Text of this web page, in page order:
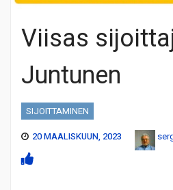
Viisas
Juntunen
SIJOITTAMINEN
20 MAALISKUUN, 2023